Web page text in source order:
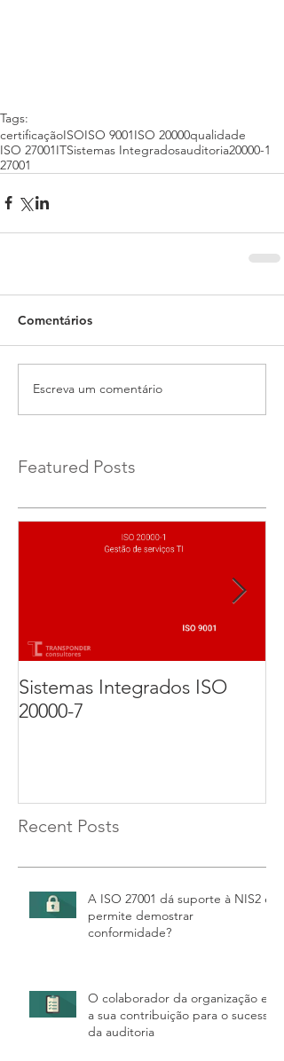
Tags:
certificaçãoISOISO 9001ISO 20000qualidade
ISO 27001ITSistemas Integradosauditoria20000-1
27001
Comentários
Escreva um comentário
Featured Posts
Sistemas Integrados ISO
20000-7
Recent Posts
A ISO 27001 dá suporte à NIS2 e
permite demostrar
conformidade?
O colaborador da organização e
a sua contribuição para o sucesso
da auditoria